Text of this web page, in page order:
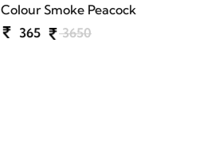
Colour Smoke Peacock
365
3650